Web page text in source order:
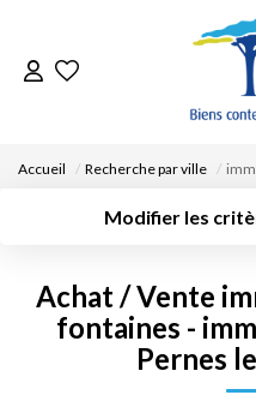
DÉPOSEZ
Accueil Recherche par ville
Modifier les
Sélectionnez...
Type de bien
Achat / Vente
fontaines -
Pernes